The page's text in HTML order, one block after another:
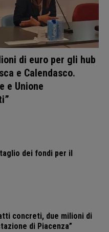
di euro per gli hub
e Calendasco.
e Unione
dei fondi per il
concreti, due milioni di
di Piacenza”